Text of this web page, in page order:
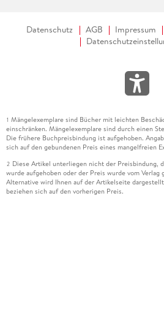
Datenschutz AGB Impressum
1 Mängelexemplare sind Bücher mit leichten
einschränken. Mängelexemplare sind durch einen
Die frühere Buchpreisbindung ist aufgehoben.
sich auf den gebundenen Preis eines mangelfreien
2 Diese Artikel unterliegen nicht der Preisbindung,
wurde aufgehoben oder der Preis wurde vom
Alternative wird Ihnen auf der Artikelseite
beziehen sich auf den vorherigen Preis.